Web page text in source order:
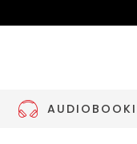
AUDIOBOOKI